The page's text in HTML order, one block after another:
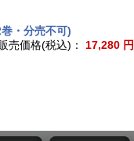
・分売不可)
売価格(税込)：
17,280 円